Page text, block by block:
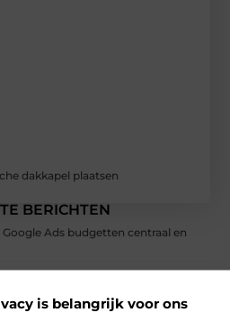
is belangrijk voor ons
dakkapel plaatsen
BERICHTEN
Ads budgetten centraal en
zo houd je overzicht in een